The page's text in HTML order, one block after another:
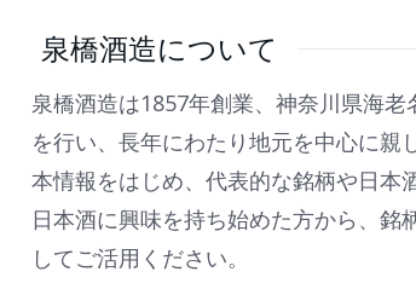
泉橋酒造について
泉橋酒造は1857年創業、神奈川県海
を行い、長年にわたり地元を中心に
本情報をはじめ、代表的な銘柄や日本
日本酒に興味を持ち始めた方から、銘
してご活用ください。